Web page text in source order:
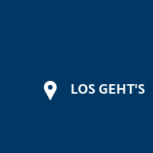
LOS GEHT'S